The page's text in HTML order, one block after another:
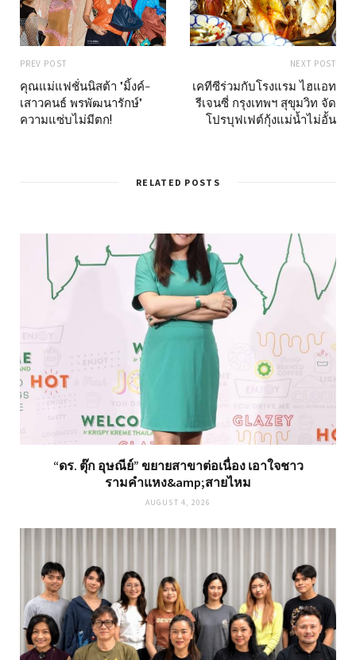
PREV POST
คุณแม่แฟชั่นนิสต้า "มิ้งค์-
เสาวคนธ์ พรพัฒนารักษ์"
ความแซ่บไม่มีตก!
NEXT POST
เคทีซีร่วมกับโรงแรม ไฮแอท
รีเจนซี่ กรุงเทพฯ สุขุมวิท จัด
โปรบุฟเฟต์กุ้งแม่น้ำไม่อั้น
RELATED POSTS
“ดร. ตุ๊ก อุษณีย์” ขยายสาขาต่อเนื่อง เอาใจชาว
รามคำแหง&amp;สายไหม
AUGUST 4, 2026